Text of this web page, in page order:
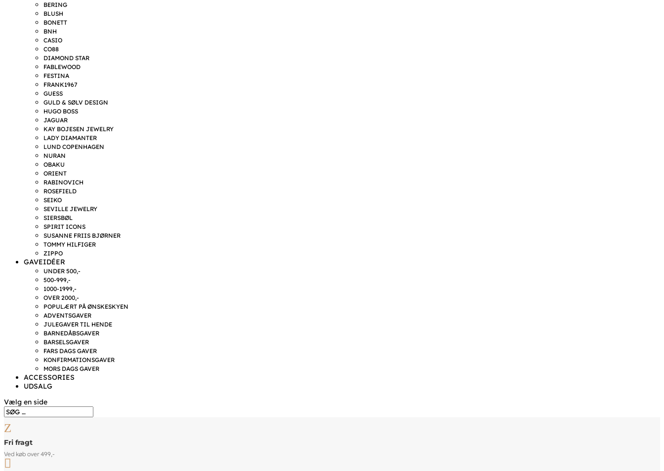
BERING
BLUSH
BONETT
BNH
CASIO
CO88
DIAMOND STAR
FABLEWOOD
FESTINA
FRANK1967
GUESS
GULD & SØLV DESIGN
HUGO BOSS
JAGUAR
KAY BOJESEN JEWELRY
LADY DIAMANTER
LUND COPENHAGEN
NURAN
OBAKU
ORIENT
RABINOVICH
ROSEFIELD
SEIKO
SEVILLE JEWELRY
SIERSBØL
SPIRIT ICONS
SUSANNE FRIIS BJØRNER
TOMMY HILFIGER
ZIPPO
GAVEIDÉER
UNDER 500,-
500-999,-
1000-1999,-
OVER 2000,-
POPULÆRT PÅ ØNSKESKYEN
ADVENTSGAVER
JULEGAVER TIL HENDE
BARNEDÅBSGAVER
BARSELSGAVER
FARS DAGS GAVER
KONFIRMATIONSGAVER
MORS DAGS GAVER
ACCESSORIES
UDSALG
Vælg en side
Z
Fri fragt
Ved køb over 499,-
